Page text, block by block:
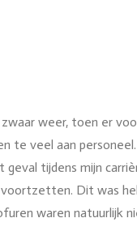
weer, toen er
te veel aan
tijdens mijn
Dit was
waren natuurlijk